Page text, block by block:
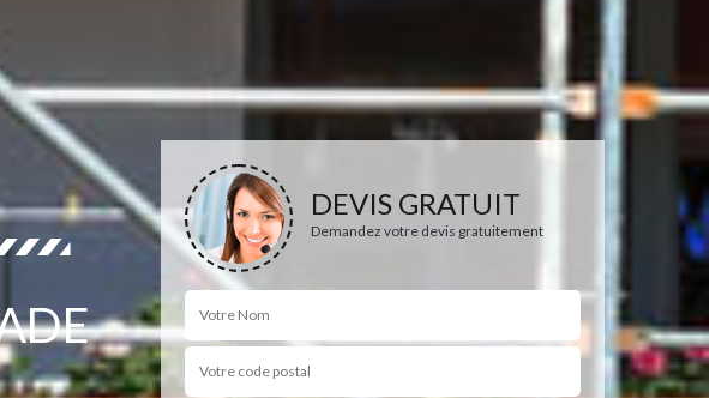
DEVIS GRATUIT
Demandez votre devis gratuitement